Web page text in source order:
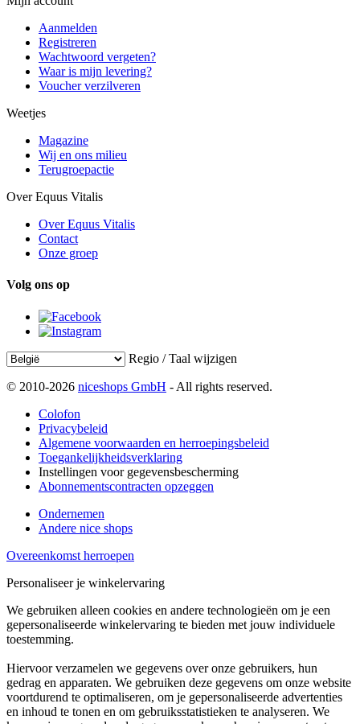
Aanmelden
Registreren
Wachtwoord vergeten?
Waar is mijn levering?
Voucher verzilveren
Weetjes
Magazine
Wij en ons milieu
Terugroepactie
Over Equus Vitalis
Over Equus Vitalis
Contact
Onze groep
Volg ons op
Regio / Taal wijzigen
© 2010-2026 niceshops GmbH - All rights reserved.
Colofon
Privacybeleid
Algemene voorwaarden en herroepingsbeleid
Toegankelijkheidsverklaring
Instellingen voor gegevensbescherming
Abonnementscontracten opzeggen
Ondernemen
Andere nice shops
Overeenkomst herroepen
Personaliseer je winkelervaring
We gebruiken alleen cookies en andere technologieën om je een
gepersonaliseerde winkelervaring te bieden met jouw individuele
toestemming.
Hiervoor verzamelen we gegevens over onze gebruikers, hun
gedrag en apparaten. We gebruiken deze gegevens om onze website
voortdurend te optimaliseren, om je gepersonaliseerde advertenties
en inhoud te tonen en om gebruiksstatistieken te analyseren. We